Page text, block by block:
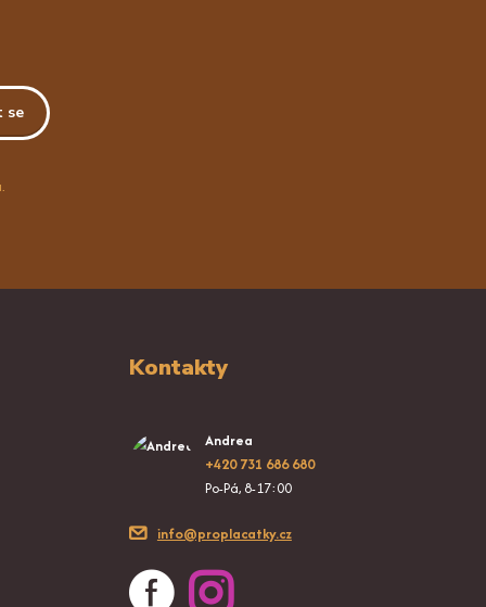
se
Kontakty
Andrea
+420 731 686 680
Po-Pá, 8-17:00
info@proplacatky.cz